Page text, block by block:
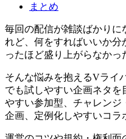
まとめ
毎回の配信が雑談ばかりに
れど、何をすればいいか分
ったほど盛り上がらなかっ
そんな悩みを抱えるVライ
でも試しやすい企画ネタを
やすい参加型、チャレンジ
企画、定例化しやすいコラ